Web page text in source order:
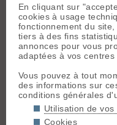
Groupe : Chaussures
Marque : Salomon
Modèle : MTN SUMMIT
Type : Classique
Poids (la paire) : 2200
Flex : 100
Inserts : Oui
Prix indicatif : 650.00 €
En cliquant sur
cookies à usage
fonctionnement du
tiers à des fins
annonces pour vous
adaptées à vos centres
Vous pouvez à tout
des informations sur
conditions générales
Utilisation de
Cookies